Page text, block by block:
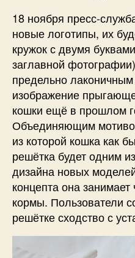
18 ноября пресс-
новые логотипы, их
кружок с двумя
заглавной
предельно
изображение
кошки ещё в прошлом
Объединяющим
из которой кошка как
решётка будет одним
дизайна новых
концепта она
кормы. Пользователи
решётке сходство с